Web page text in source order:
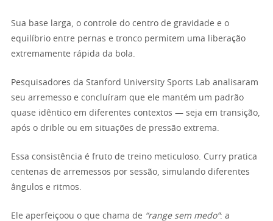
Sua base larga, o controle do centro de gravidade e o
equilíbrio entre pernas e tronco permitem uma liberação
extremamente rápida da bola.
Pesquisadores da Stanford University Sports Lab analisaram
seu arremesso e concluíram que ele mantém um padrão
quase idêntico em diferentes contextos — seja em transição,
após o drible ou em situações de pressão extrema.
Essa consistência é fruto de treino meticuloso. Curry pratica
centenas de arremessos por sessão, simulando diferentes
ângulos e ritmos.
Ele aperfeiçoou o que chama de “range sem medo”: a